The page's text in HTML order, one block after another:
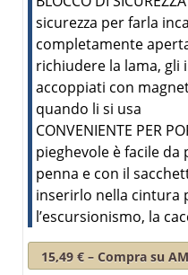
sicurezza per farla
completamente
richiudere la lama,
accoppiati con
quando li si usa
CONVENIENTE PER
pieghevole è facile
penna e con il
inserirlo nella cintura
l’escursionismo, la
15,49 € – Compra su